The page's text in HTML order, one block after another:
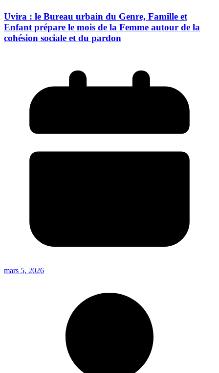
Uvira : le Bureau urbain du Genre, Famille et
Enfant prépare le mois de la Femme autour de la
cohésion sociale et du pardon
mars 5, 2026